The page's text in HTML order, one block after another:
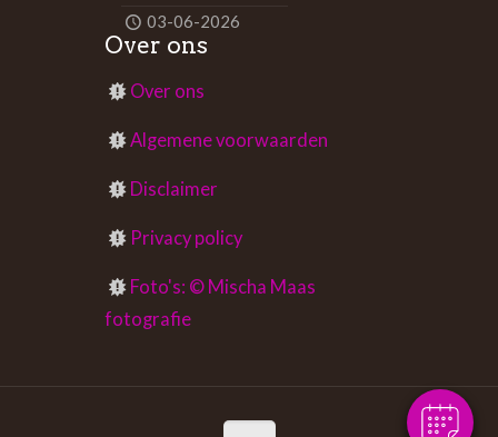
Afspraak maken?
03-06-2026
Over ons
Over ons
Algemene voorwaarden
Disclaimer
Privacy policy
Foto's: © Mischa Maas
fotografie